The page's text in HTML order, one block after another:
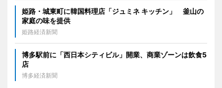
姫路・城東町に韓国料理店「ジュミネ キッチン」 釜山の
家庭の味を提供
姫路経済新聞
博多駅前に「西日本シティビル」開業、商業ゾーンは飲食5
店
博多経済新聞